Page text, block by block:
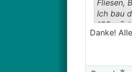
Fliesen,
Ich bau
155 m²,
Danke!